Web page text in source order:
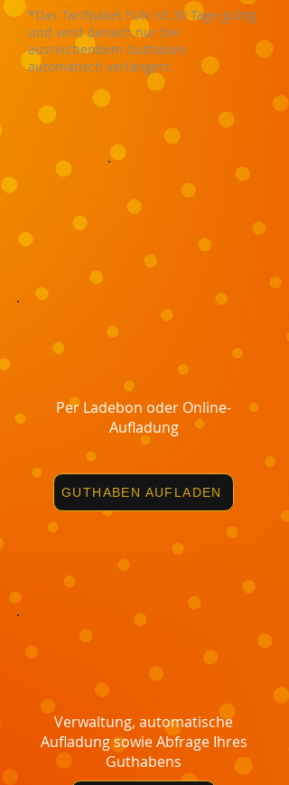
*Das Tarifpaket FUN ist 30 Tage gültig
und wird danach nur bei
ausreichendem Guthaben
automatisch verlängert.
Per Ladebon oder Online-
Aufladung
GUTHABEN AUFLADEN
Verwaltung, automatische
Aufladung sowie Abfrage Ihres
Guthabens